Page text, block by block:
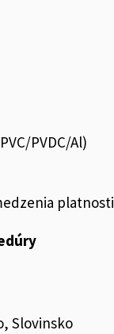
PVDC/Al)
platnosti
Slovinsko